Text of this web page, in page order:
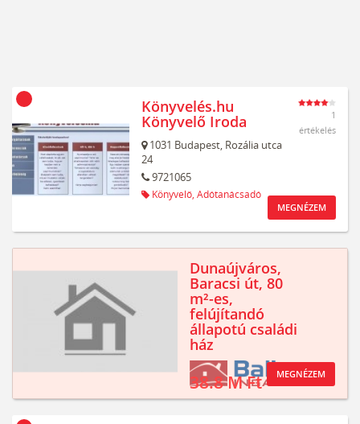
Könyvelés.hu
Könyvelő Iroda
1031 Budapest, Rozália utca
24
9721065
Könyvelő, Adótanácsadó
1
értékelés
MEGNÉZEM
Dunaújváros,
Baracsi út, 80
m²-es,
felújítandó
állapotú családi
ház
38.8 M Ft MEGNÉZEM